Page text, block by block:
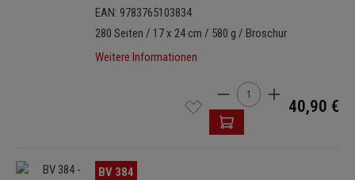
EAN: 9783765103834
280 Seiten / 17 x 24 cm / 580 g / Broschur
Weitere Informationen
Produkt Anzahl: Gib
40,90 €
Bildergalerie überspringen
BV 384